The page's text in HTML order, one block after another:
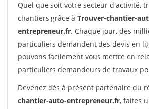
Quel que soit votre secteur d'activité,
chantiers grâce à Trouver-chantier-
entrepreneur.fr. Chaque jour, des
particuliers demandent des devis en
pouvons facilement vous mettre en
particuliers demandeurs de travaux
Devenez dès à présent partenaire du
chantier-auto-entrepreneur.fr, faites